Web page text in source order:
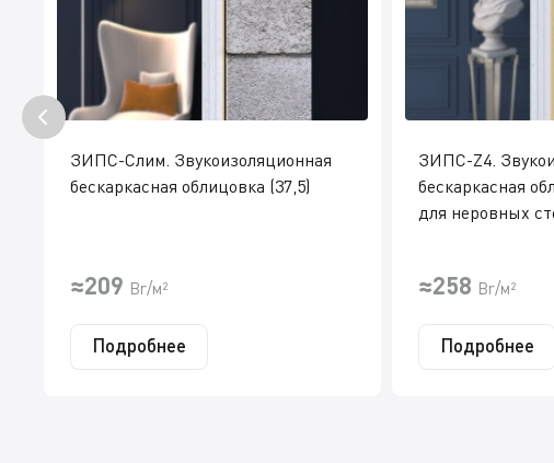
ЗИПС-Слим. Звукоизоляционная
бескаркасная облицовка (37,5)
≈209 Br/м²
Подробнее
ЗИПС-Z4.
бескаркасная
для неровных
≈258 Br/м²
Подробнее